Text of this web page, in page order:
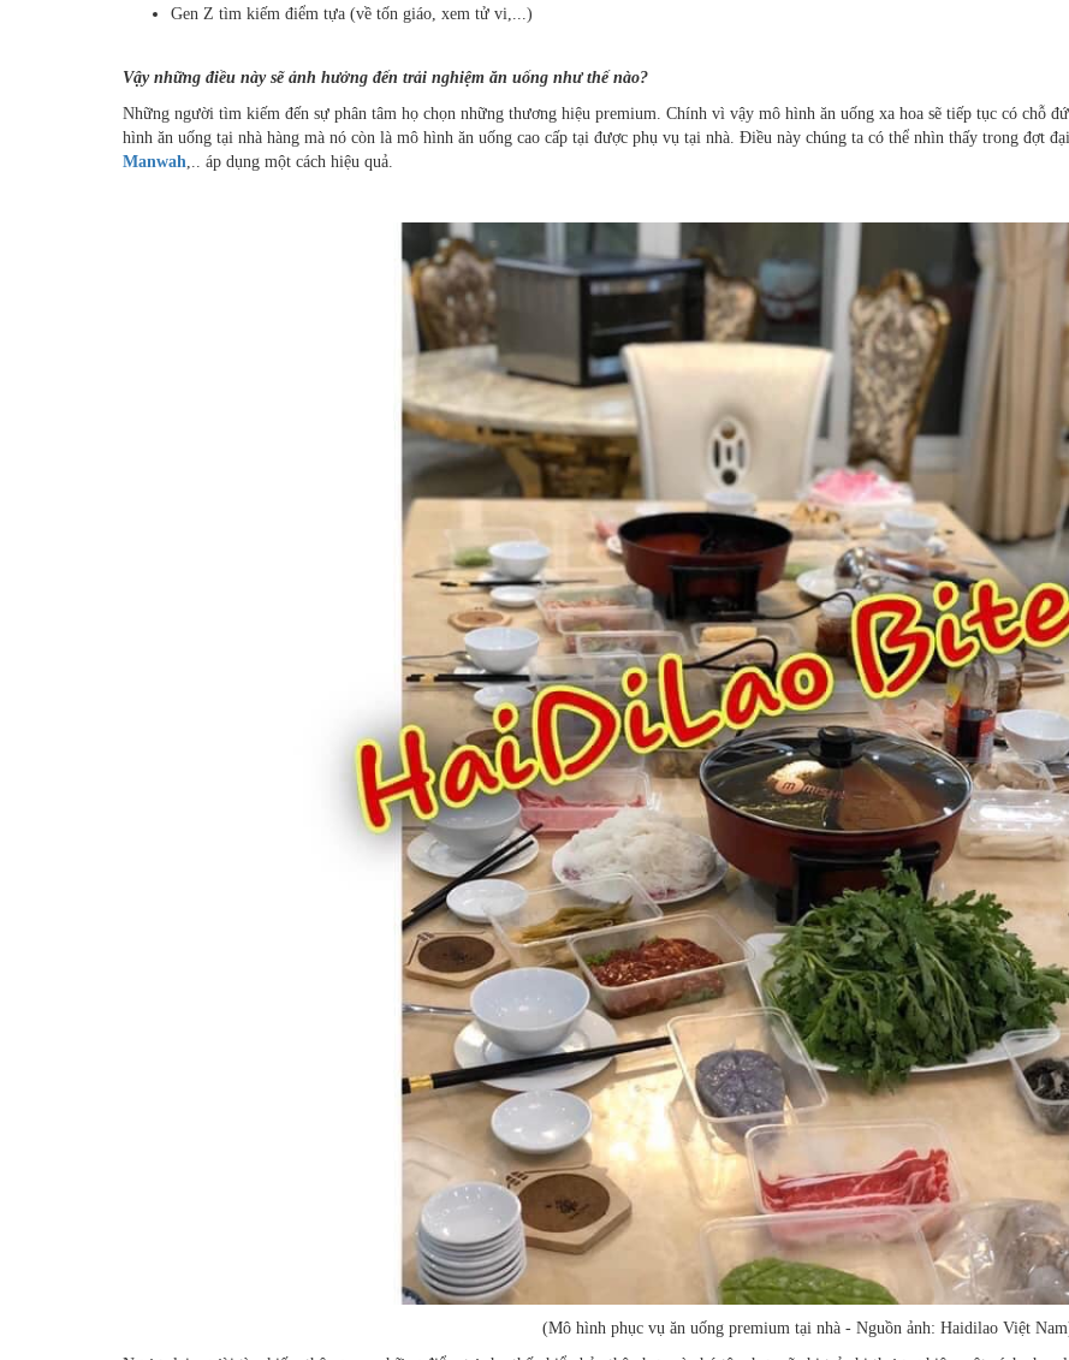
Gen Z tìm kiếm điểm tựa (về tốn giáo, xem tử vi,...)
Vậy những điều này sẽ ảnh hưởng đến trải nghiệm ăn uống như thế nào?
Những người tìm kiếm đến sự phân tâm họ chọn những thương hiệu premium. Chính vì vậy mô hình ăn uống xa hoa sẽ tiếp tục có chỗ
hình ăn uống tại nhà hàng mà nó còn là mô hình ăn uống cao cấp tại được phụ vụ tại nhà. Điều này chúng ta có thể nhìn thấy trong đợt
Manwah,.. áp dụng một cách hiệu quả.
(Mô hình phục vụ ăn uống premium tại nhà - Nguồn ảnh: Haidilao Việt